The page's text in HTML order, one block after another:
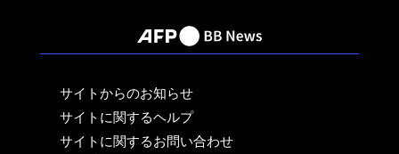
サイトからのお知らせ
サイトに関するヘルプ
サイトに関するお問い合わせ